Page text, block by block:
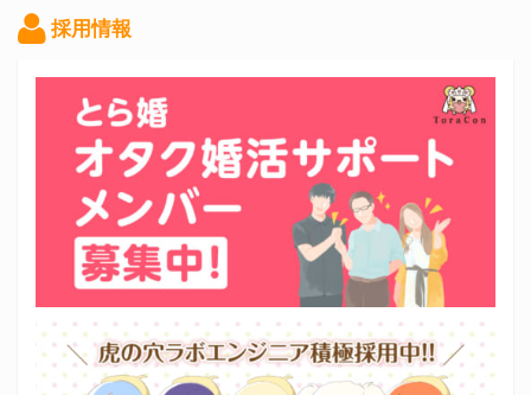
採用情報